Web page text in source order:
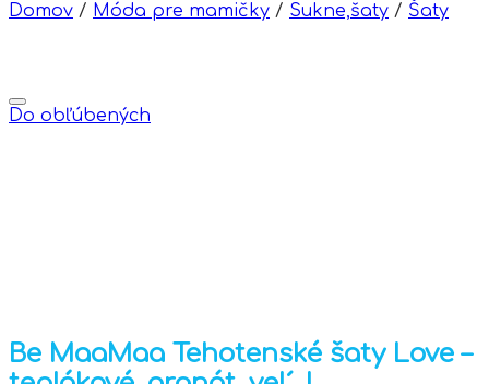
Domov / Móda pre mamičky / Sukne,šaty / Šaty
Do obľúbených
Be MaaMaa Tehotenské šaty Love –